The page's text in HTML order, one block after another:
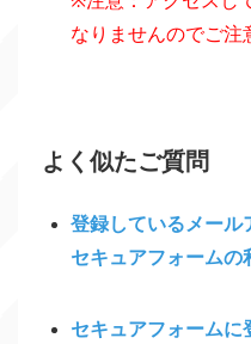
なりませんのでご注
よく似たご質問
登録しているメール
セキュアフォームの
セキュアフォームに